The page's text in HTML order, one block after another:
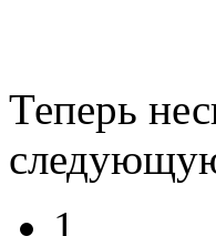
Теперь